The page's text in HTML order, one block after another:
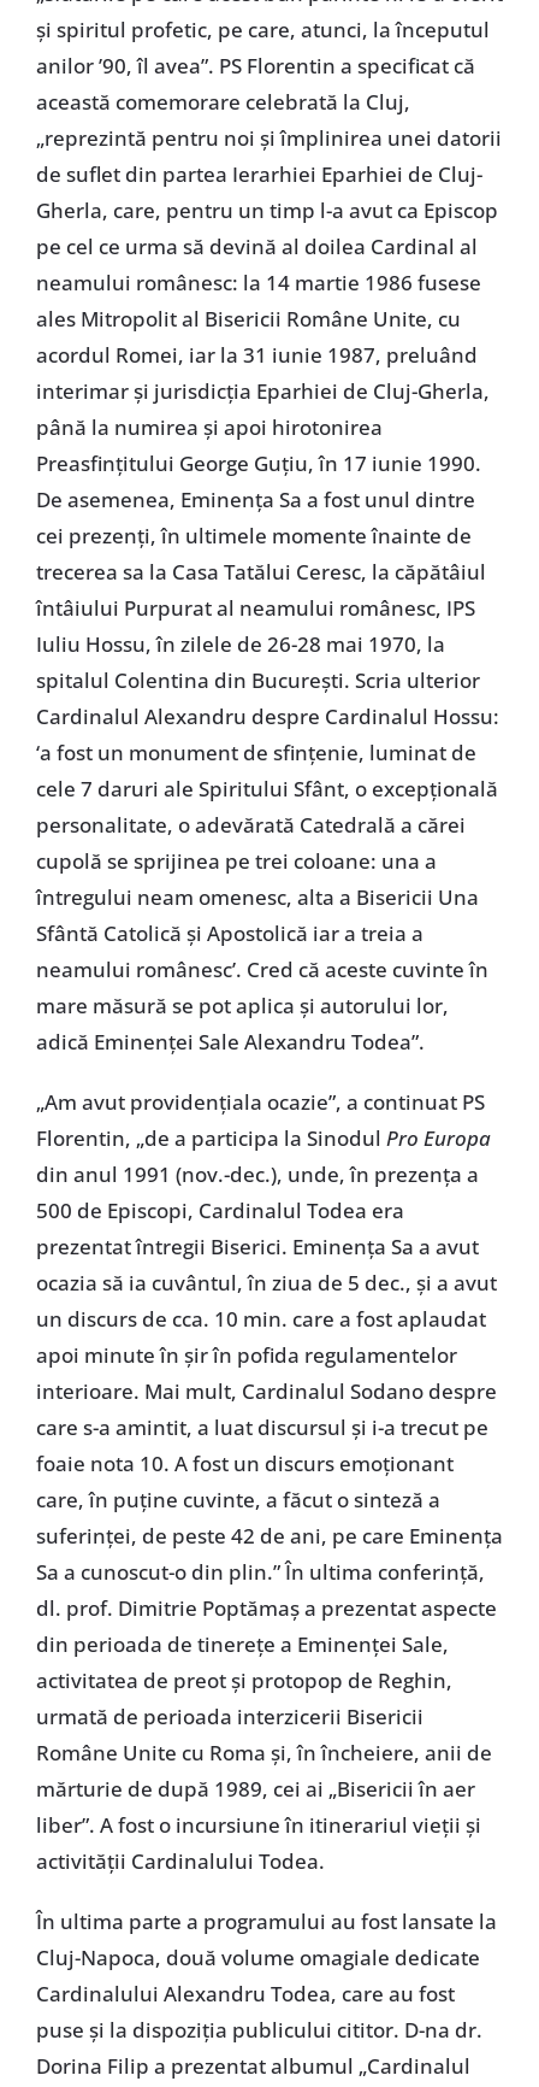
şi spiritul profetic, pe care, atunci, la începutul
anilor ’90, îl avea”. PS Florentin a specificat că
această comemorare celebrată la Cluj,
„reprezintă pentru noi şi împlinirea unei datorii
de suflet din partea Ierarhiei Eparhiei de Cluj-
Gherla, care, pentru un timp l-a avut ca Episcop
pe cel ce urma să devină al doilea Cardinal al
neamului românesc: la 14 martie 1986 fusese
ales Mitropolit al Bisericii Române Unite, cu
acordul Romei, iar la 31 iunie 1987, preluând
interimar şi jurisdicţia Eparhiei de Cluj-Gherla,
până la numirea şi apoi hirotonirea
Preasfinţitului George Guţiu, în 17 iunie 1990.
De asemenea, Eminenţa Sa a fost unul dintre
cei prezenţi, în ultimele momente înainte de
trecerea sa la Casa Tatălui Ceresc, la căpătâiul
întâiului Purpurat al neamului românesc, IPS
Iuliu Hossu, în zilele de 26-28 mai 1970, la
spitalul Colentina din Bucureşti. Scria ulterior
Cardinalul Alexandru despre Cardinalul Hossu:
‘a fost un monument de sfinţenie, luminat de
cele 7 daruri ale Spiritului Sfânt, o excepţională
personalitate, o adevărată Catedrală a cărei
cupolă se sprijinea pe trei coloane: una a
întregului neam omenesc, alta a Bisericii Una
Sfântă Catolică şi Apostolică iar a treia a
neamului românesc’. Cred că aceste cuvinte în
mare măsură se pot aplica şi autorului lor,
adică Eminenţei Sale Alexandru Todea”.
„Am avut providenţiala ocazie”, a continuat PS
Florentin, „de a participa la Sinodul Pro Europa
din anul 1991 (nov.-dec.), unde, în prezenţa a
500 de Episcopi, Cardinalul Todea era
prezentat întregii Biserici. Eminenţa Sa a avut
ocazia să ia cuvântul, în ziua de 5 dec., şi a avut
un discurs de cca. 10 min. care a fost aplaudat
apoi minute în şir în pofida regulamentelor
interioare. Mai mult, Cardinalul Sodano despre
care s-a amintit, a luat discursul şi i-a trecut pe
foaie nota 10. A fost un discurs emoţionant
care, în puţine cuvinte, a făcut o sinteză a
suferinţei, de peste 42 de ani, pe care Eminenţa
Sa a cunoscut-o din plin.” În ultima conferinţă,
dl. prof. Dimitrie Poptămaş a prezentat aspecte
din perioada de tinereţe a Eminenţei Sale,
activitatea de preot şi protopop de Reghin,
urmată de perioada interzicerii Bisericii
Române Unite cu Roma şi, în încheiere, anii de
mărturie de după 1989, cei ai „Bisericii în aer
liber”. A fost o incursiune în itinerariul vieţii şi
activităţii Cardinalului Todea.
În ultima parte a programului au fost lansate la
Cluj-Napoca, două volume omagiale dedicate
Cardinalului Alexandru Todea, care au fost
puse şi la dispoziţia publicului cititor. D-na dr.
Dorina Filip a prezentat albumul „Cardinalul